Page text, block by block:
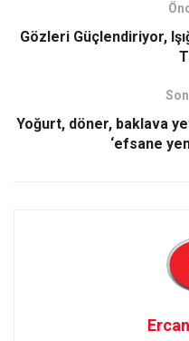
Gözleri Güçlendiriyor,
Yoğurt, döner, baklava
‘efsane